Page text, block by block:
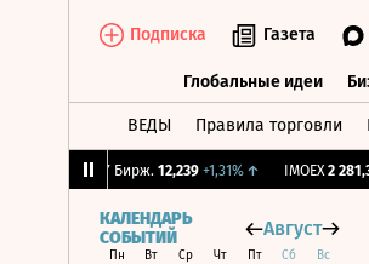
Подписка Газета
Глобальные идеи
ВЕДЫ Правила торговли
CNY Бирж. 12,239 +1,31%↑ IMOEX 2 281,31
КАЛЕНДАРЬ
СОБЫТИЙ
Август
Пн Вт Ср Чт Пт Сб Вс